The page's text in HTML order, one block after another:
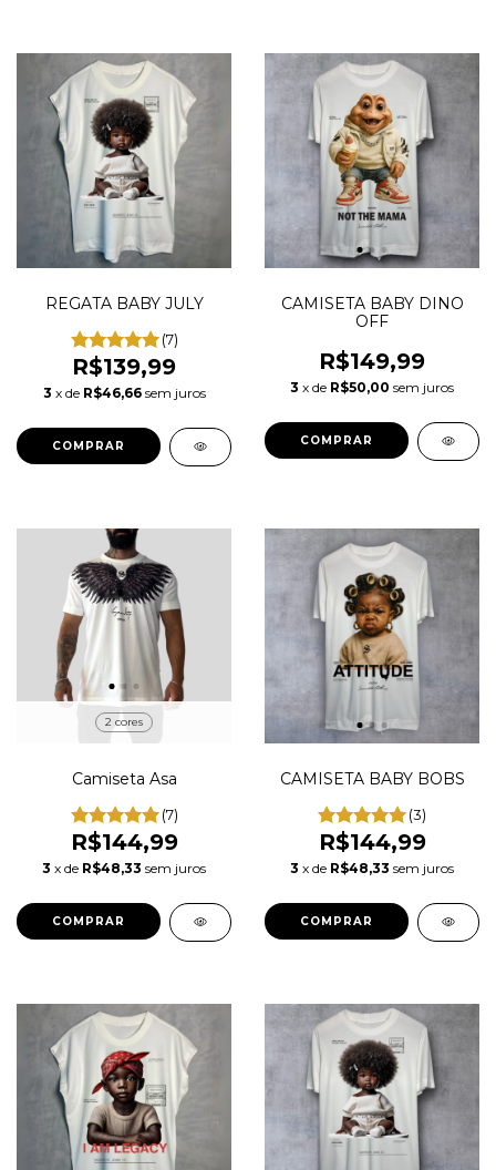
REGATA BABY JULY
(7)
R$139,99
3 x de R$46,66 sem juros
COMPRAR
CAMISETA BABY DINO
OFF
R$149,99
3 x de R$50,00 sem juros
COMPRAR
2 cores
Camiseta Asa
(7)
R$144,99
3 x de R$48,33 sem juros
COMPRAR
CAMISETA BABY BOBS
(3)
R$144,99
3 x de R$48,33 sem juros
COMPRAR